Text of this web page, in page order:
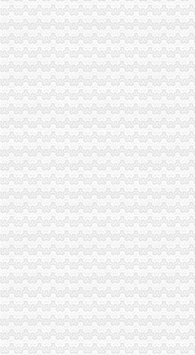
湖北无纸化报关为您解决报关难题
无纸化报关重要通知-阿里巴巴专栏
无纸化报关问题。实行无纸化报关后,经常会出
供应武汉无纸化报关-荆州新明伟国际货运代理
什麽是无纸化报关-深圳报关公司的日志-网易博
成都公路口岸启动无纸化报关_滚动新闻_新浪财
免费提供无纸化报关抬头核销单报送资料-阿里
无纸化报关操作流程-福步外贸百科